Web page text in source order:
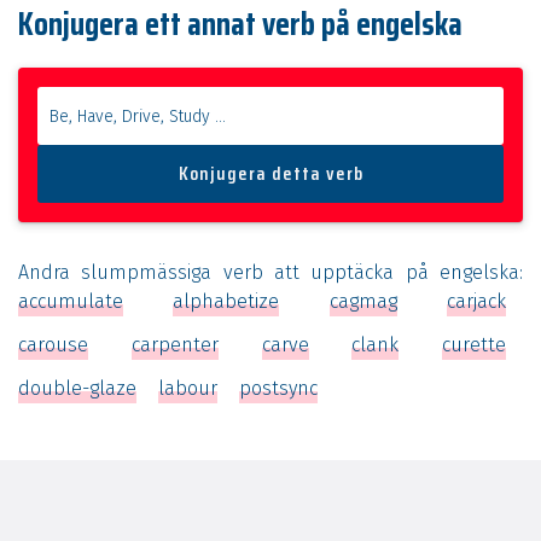
Konjugera ett annat verb på engelska
Andra slumpmässiga verb att upptäcka på engelska:
accumulate
alphabetize cagmag
carjack
carouse
carpenter carve clank
curette
double-glaze
labour postsync